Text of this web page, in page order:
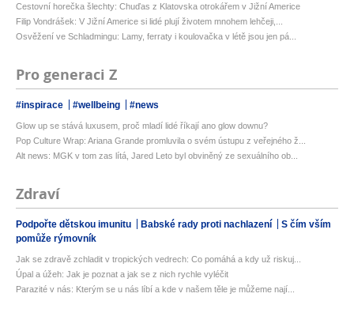
Cestovní horečka šlechty: Chuďas z Klatovska otrokářem v Jižní Americe
Filip Vondrášek: V Jižní Americe si lidé plují životem mnohem lehčeji,...
Osvěžení ve Schladmingu: Lamy, ferraty i koulovačka v létě jsou jen pá...
Pro generaci Z
#inspirace #wellbeing #news
Glow up se stává luxusem, proč mladí lidé říkají ano glow downu?
Pop Culture Wrap: Ariana Grande promluvila o svém ústupu z veřejného ž...
Alt news: MGK v tom zas lítá, Jared Leto byl obviněný ze sexuálního ob...
Zdraví
Podpořte dětskou imunitu Babské rady proti nachlazení
S čím vším
pomůže rýmovník
Jak se zdravě zchladit v tropických vedrech: Co pomáhá a kdy už riskuj...
Úpal a úžeh: Jak je poznat a jak se z nich rychle vyléčit
Parazité v nás: Kterým se u nás líbí a kde v našem těle je můžeme nají...